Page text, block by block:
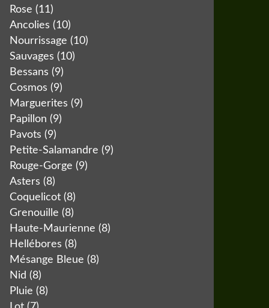
Rose (11)
Ancolies (10)
Nourrissage (10)
Sauvages (10)
Bessans (9)
Cosmos (9)
Marguerites (9)
Papillon (9)
Pavots (9)
Petite-Salamandre (9)
Rouge-Gorge (9)
Asters (8)
Coquelicot (8)
Grenouille (8)
Haute-Maurienne (8)
Hellébores (8)
Mésange Bleue (8)
Nid (8)
Pluie (8)